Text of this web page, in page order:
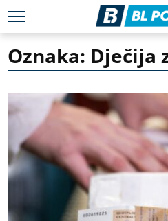
Oznaka: Dječija